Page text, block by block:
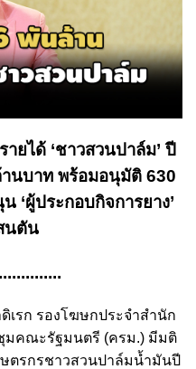
ยได้ ‘ชาวสวนปาล์ม’ ปี
านบาท พร้อมอนุมัติ 630
‘ผู้ประกอบกิจการยาง’
นตัน
เรก รองโฆษกประจำสำนัก
มคณะรัฐมนตรี (ครม.) มีมติ
ตรกรชาวสวนปาล์มน้ำมันปี